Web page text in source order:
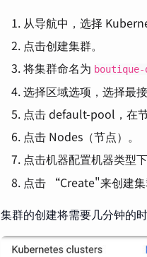
从导航中，选择
点击创建集群。
将集群命名为 boutique-
选择区域选项，选择最
点击 default-pool，在节
点击 Nodes（节点）。
点击机器配置机器类型
点击 “Create"来创建集
集群的创建将需要几分钟的